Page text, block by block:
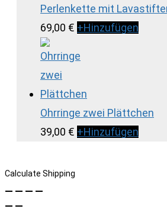
Perlenkette mit
69,00 € +Hinzufügen
Ohrringe zwei Plättchen
39,00 € +Hinzufügen
Calculate Shipping